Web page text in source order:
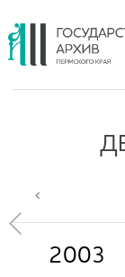
2003